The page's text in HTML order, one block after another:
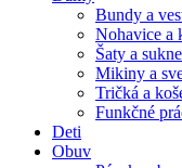
Bundy a
Nohavice a
Šaty a sukne
Mikiny a
Tričká a
Funkčné
Deti
Obuv